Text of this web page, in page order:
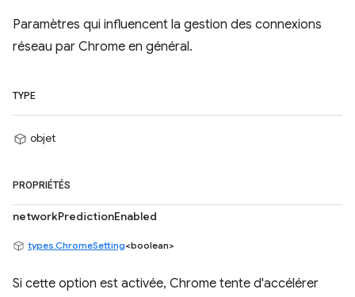
Paramètres qui influencent la gestion des connexions
réseau par Chrome en général.
TYPE
objet
PROPRIÉTÉS
networkPredictionEnabled
types.ChromeSetting<boolean>
Si cette option est activée, Chrome tente d'accélérer